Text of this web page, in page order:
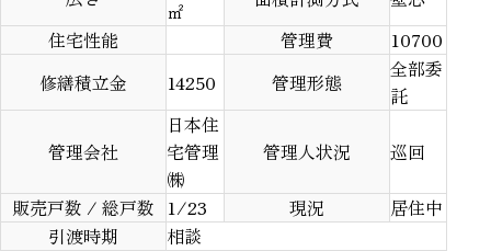
㎡
住宅性能
管理費
10700
修繕積立金
14250 管理形態
全部委
託
管理会社
日本住
宅管理
㈱
管理人状況 巡回
販売戸数 / 総戸数 1/23 現況
居住中
引渡時期
相談